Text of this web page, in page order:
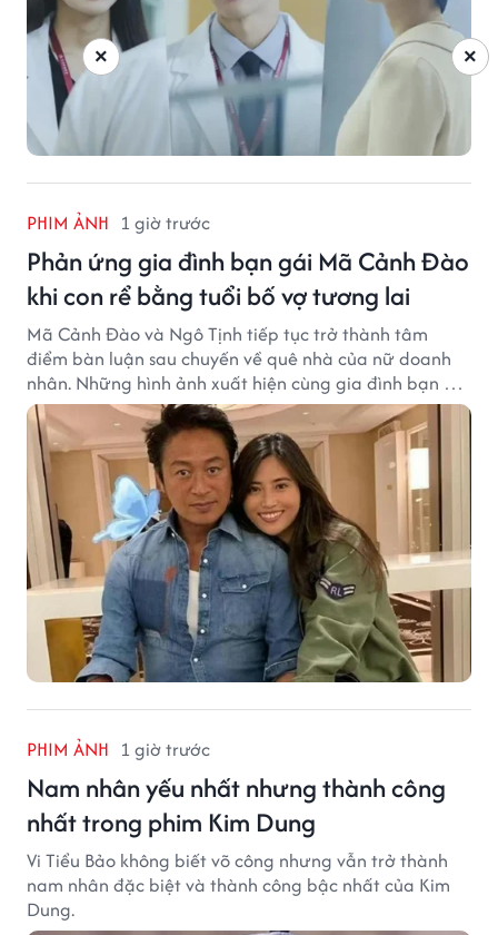
PHIM ẢNH 1 giờ trước
Phản ứng gia đình bạn gái Mã Cảnh Đào
khi con rể bằng tuổi bố vợ tương lai
Mã Cảnh Đào và Ngô Tịnh tiếp tục trở thành tâm
điểm bàn luận sau chuyến về quê nhà của nữ doanh
nhân. Những hình ảnh xuất hiện cùng gia đình bạn gái
Mã Cảnh Đào đang thu hút sự quan tâm trên mạng
xã hội.
PHIM ẢNH 1 giờ trước
Nam nhân yếu nhất nhưng thành công
nhất trong phim Kim Dung
Vi Tiểu Bảo không biết võ công nhưng vẫn trở thành
nam nhân đặc biệt và thành công bậc nhất của Kim
Dung.
×
×